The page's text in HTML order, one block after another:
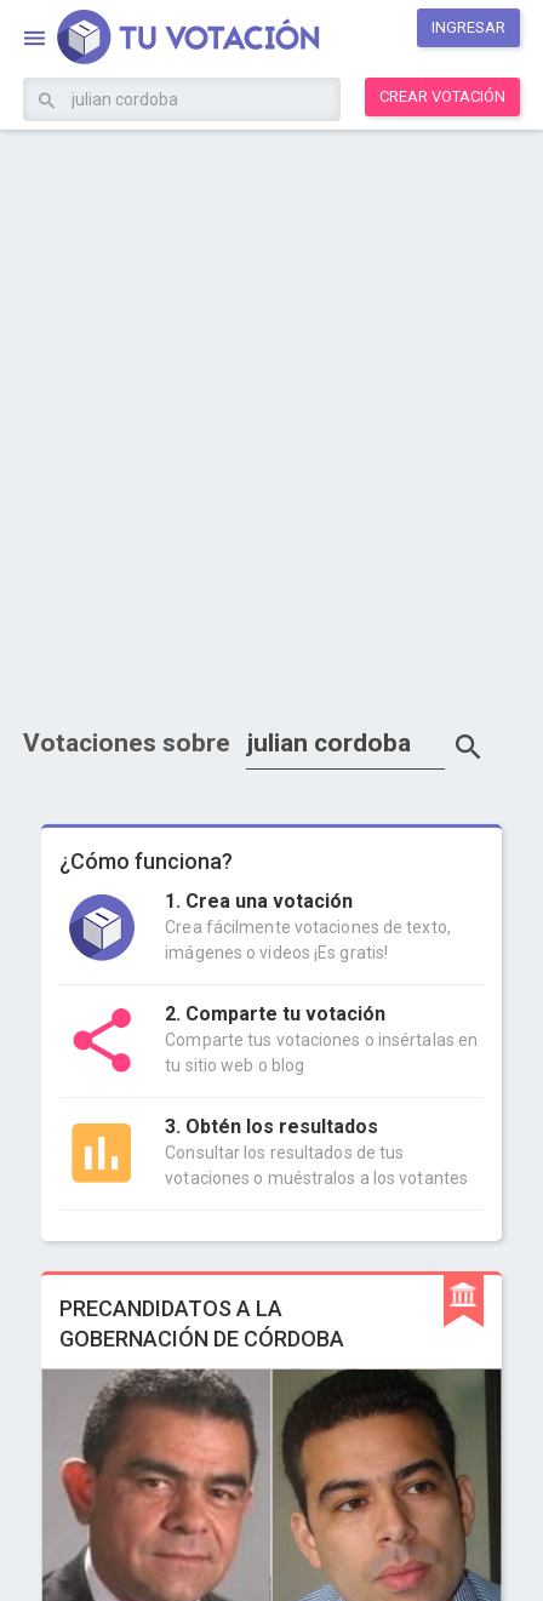
INGRESAR
CREAR VOTACIÓN
Votaciones sobre
¿Cómo funciona?
1. Crea una votación
Crea fácilmente votaciones de texto,
imágenes o videos ¡Es gratis!
2. Comparte tu votación
Comparte tus votaciones o insértalas en
tu sitio web o blog
3. Obtén los resultados
Consultar los resultados de tus
votaciones o muéstralos a los votantes
PRECANDIDATOS A LA
GOBERNACIÓN DE CÓRDOBA